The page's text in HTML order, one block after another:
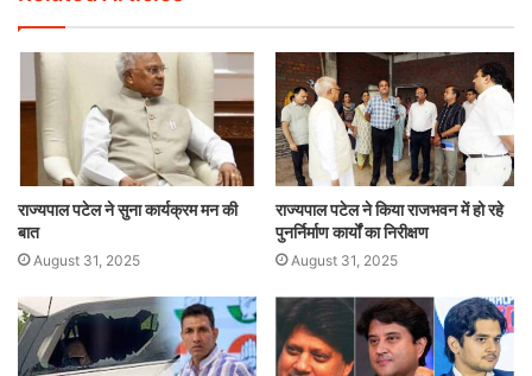
राज्यपाल पटेल ने सुना कार्यक्रम मन की
बात
August 31, 2025
राज्यपाल पटेल ने किया राजभवन में हो रहे
पुनर्निर्माण कार्यों का निरीक्षण
August 31, 2025